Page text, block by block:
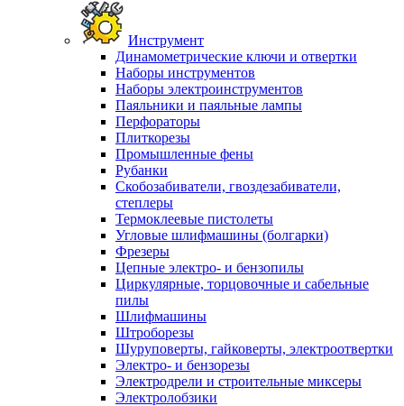
Инструмент
Динамометрические ключи и отвертки
Наборы инструментов
Наборы электроинструментов
Паяльники и паяльные лампы
Перфораторы
Плиткорезы
Промышленные фены
Рубанки
Скобозабиватели, гвоздезабиватели,
степлеры
Термоклеевые пистолеты
Угловые шлифмашины (болгарки)
Фрезеры
Цепные электро- и бензопилы
Циркулярные, торцовочные и сабельные
пилы
Шлифмашины
Штроборезы
Шуруповерты, гайковерты, электроотвертки
Электро- и бензорезы
Электродрели и строительные миксеры
Электролобзики